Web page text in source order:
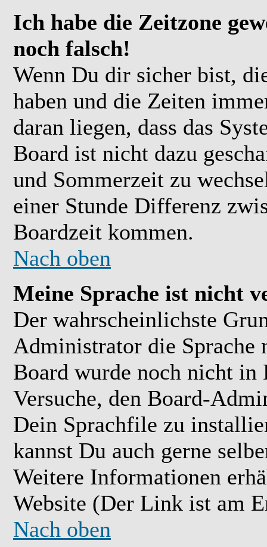
Ich habe die Zeitzone
noch falsch!
Wenn Du dir sicher bist,
haben und die Zeiten
daran liegen, dass das
Board ist nicht dazu
und Sommerzeit zu
einer Stunde Differenz
Boardzeit kommen.
Nach oben
Meine Sprache ist nicht
Der wahrscheinlichste
Administrator die Sprache
Board wurde noch nicht in
Versuche, den Board-
Dein Sprachfile zu
kannst Du auch gerne
Weitere Informationen
Website (Der Link ist am
Nach oben